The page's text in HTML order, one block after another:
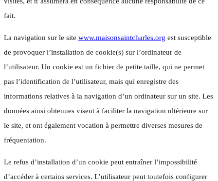
fait.
La navigation sur le site www.maisonsaintcharles.org est susceptible
de provoquer l’installation de cookie(s) sur l’ordinateur de
l’utilisateur. Un cookie est un fichier de petite taille, qui ne permet
pas l’identification de l’utilisateur, mais qui enregistre des
informations relatives à la navigation d’un ordinateur sur un site. Les
données ainsi obtenues visent à faciliter la navigation ultérieure sur
le site, et ont également vocation à permettre diverses mesures de
fréquentation.
Le refus d’installation d’un cookie peut entraîner l’impossibilité
d’accéder à certains services. L’utilisateur peut toutefois configurer